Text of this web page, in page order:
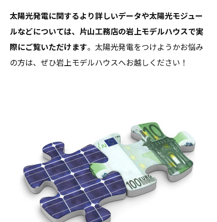
太陽光発電に関するより詳しいデータや太陽光モジュー
ルなどについては、片山工務店の岩上モデルハウスで実
際にご覧いただけます。太陽光発電をつけようかお悩み
の方は、ぜひ岩上モデルハウスへお越しください！